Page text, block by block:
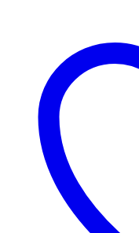
Optionen
können
Produktseite
gewählt
werden